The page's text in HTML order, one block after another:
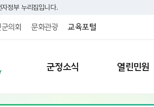
정부 누리집입니다.
의회 문화관광 교육포털
군정소식 열린민원